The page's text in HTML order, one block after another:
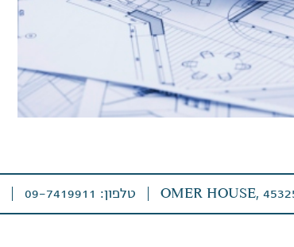
טלפון: 09-7419911